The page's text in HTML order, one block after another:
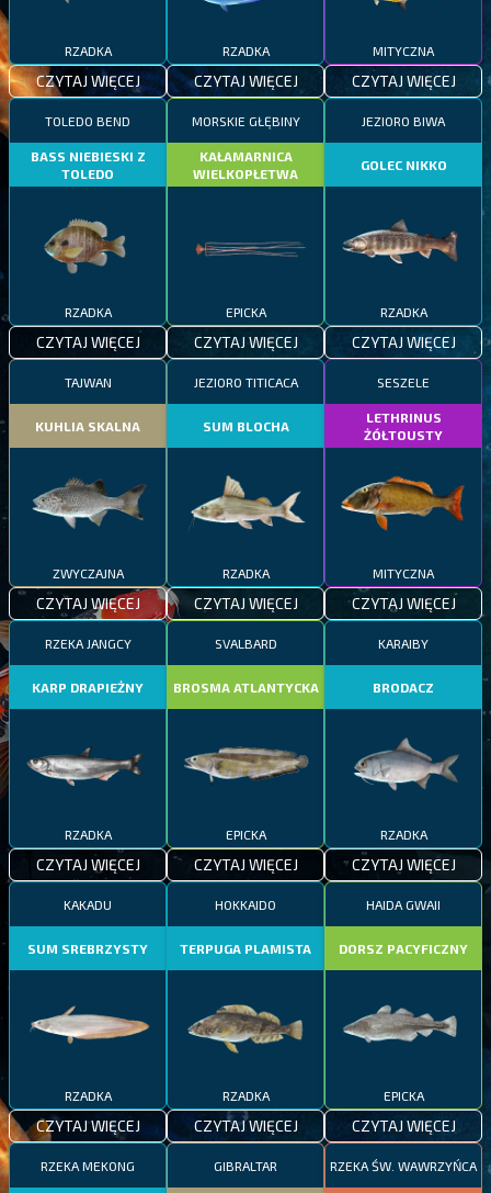
RZADKA
CZYTAJ WIĘCEJ
RZADKA
CZYTAJ WIĘCEJ
MITYCZNA
CZYTAJ WIĘCEJ
TOLEDO BEND
BASS NIEBIESKI Z
TOLEDO
RZADKA
CZYTAJ WIĘCEJ
MORSKIE GŁĘBINY
KAŁAMARNICA
WIELKOPŁETWA
EPICKA
CZYTAJ WIĘCEJ
JEZIORO BIWA
GOLEC NIKKO
RZADKA
CZYTAJ WIĘCEJ
TAJWAN
KUHLIA SKALNA
ZWYCZAJNA
CZYTAJ WIĘCEJ
JEZIORO TITICACA
SUM BLOCHA
RZADKA
CZYTAJ WIĘCEJ
SESZELE
LETHRINUS
ŻÓŁTOUSTY
MITYCZNA
CZYTAJ WIĘCEJ
RZEKA JANGCY
KARP DRAPIEŻNY
RZADKA
CZYTAJ WIĘCEJ
SVALBARD
BROSMA ATLANTYCKA
EPICKA
CZYTAJ WIĘCEJ
KARAIBY
BRODACZ
RZADKA
CZYTAJ WIĘCEJ
KAKADU
SUM SREBRZYSTY
RZADKA
CZYTAJ WIĘCEJ
HOKKAIDO
TERPUGA PLAMISTA
RZADKA
CZYTAJ WIĘCEJ
HAIDA GWAII
DORSZ PACYFICZNY
EPICKA
CZYTAJ WIĘCEJ
RZEKA MEKONG GIBRALTAR RZEKA ŚW. WAWRZYŃCA